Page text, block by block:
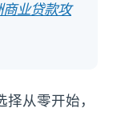
业贷款攻
从零开始，